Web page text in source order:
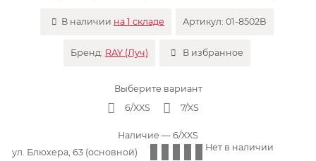
В наличии на 1 складе Артикул:01-8502B
Бренд: RAY (Луч) В избранное
Выберите вариант
6/XXS
7/XS
Наличие — 6/XXS
ул. Блюхера, 63 (основной)
Нет в наличии